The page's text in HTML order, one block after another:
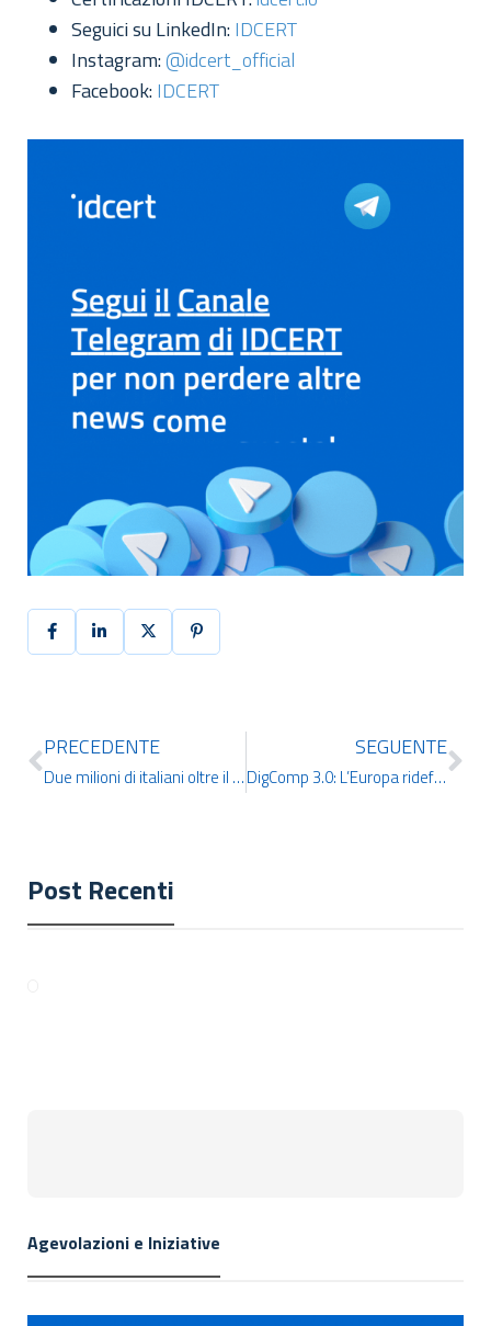
Seguici su LinkedIn:IDCERT
Instagram:@idcert_official
Facebook:IDCERT
PRECEDENTE
Due milioni di italiani oltre il divario digitale: il PNRR anticipa l’Europa di sette mesi
SEGUENTE
DigComp 3.0: L’Europa ridefinisce il framework per le competenze digitali del futuro
Post Recenti
Agevolazioni e Iniziative